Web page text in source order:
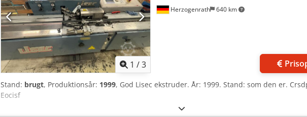
1 /3
Herzogenrath 640 km
Stand: brugt, Produktionsår: 1999, God Lisec ekstruder. År: 1999. Stand: som den er.
Eocisf